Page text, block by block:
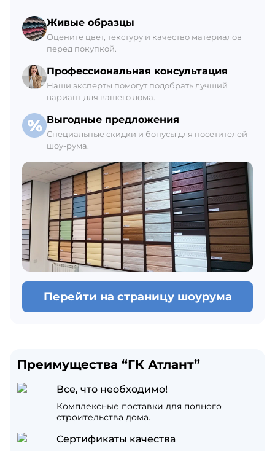
Склад Гатчина
+7 (812) 309-42-27, доб. 6
Ежедневно с 8:00 до 21:00
В наличии 555 М2
Живые образцы
Оцените цвет, текстуру и качество материалов
перед покупкой.
Профессиональная консультация
Наши эксперты помогут подобрать лучший
вариант для вашего дома.
Выгодные предложения
Специальные скидки и бонусы для посетителей
шоу-рума.
Перейти на страницу шоурума
Преимущества “ГК Атлант”
Все, что необходимо!
Комплексные поставки для полного
строительства дома.
Сертификаты качества